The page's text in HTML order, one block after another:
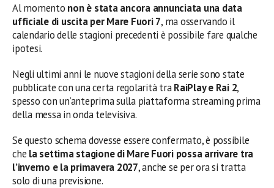
Al momento non è stata ancora annunciata una data
ufficiale di uscita per Mare Fuori 7, ma osservando il
calendario delle stagioni precedenti è possibile fare qualche
ipotesi.
Negli ultimi anni le nuove stagioni della serie sono state
pubblicate con una certa regolarità traRaiPlay e Rai 2,
spesso con un’anteprima sulla piattaforma streaming prima
della messa in onda televisiva.
Se questo schema dovesse essere confermato, è possibile
che la settima stagione di Mare Fuori possa arrivare tra
l’inverno e la primavera 2027, anche se per ora si tratta
solo di una previsione.